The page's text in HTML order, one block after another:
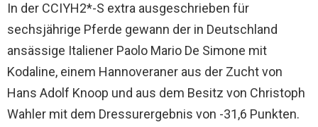
In der CCIYH2*-S extra ausgeschrieben für
sechsjährige Pferde gewann der in Deutschland
ansässige Italiener Paolo Mario De Simone mit
Kodaline, einem Hannoveraner aus der Zucht von
Hans Adolf Knoop und aus dem Besitz von Christoph
Wahler mit dem Dressurergebnis von -31,6 Punkten.